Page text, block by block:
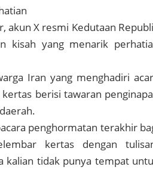
akun X resmi Kedutaan
kisah yang menarik
Iran yang menghadiri
berisi tawaran
penghormatan terakhir
kertas dengan
kalian tidak punya tempat